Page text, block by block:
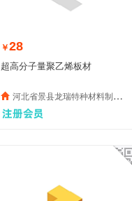
￥28
超高分子量聚乙烯板材
河北省景县龙瑞特种材料制品有限公司